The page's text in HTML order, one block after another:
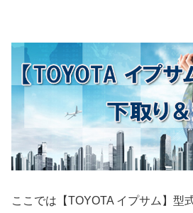
ここでは【TOYOTA イプサム】型